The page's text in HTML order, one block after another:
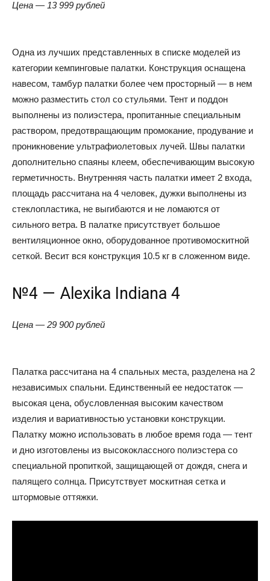
Цена — 13 999 рублей
Одна из лучших представленных в списке моделей из
категории кемпинговые палатки. Конструкция оснащена
навесом, тамбур палатки более чем просторный — в нем
можно разместить стол со стульями. Тент и поддон
выполнены из полиэстера, пропитанные специальным
раствором, предотвращающим промокание, продувание и
проникновение ультрафиолетовых лучей. Швы палатки
дополнительно спаяны клеем, обеспечивающим высокую
герметичность. Внутренняя часть палатки имеет 2 входа,
площадь рассчитана на 4 человек, дужки выполнены из
стеклопластика, не выгибаются и не ломаются от
сильного ветра. В палатке присутствует большое
вентиляционное окно, оборудованное противомоскитной
сеткой. Весит вся конструкция 10.5 кг в сложенном виде.
№4 — Alexika Indiana 4
Цена — 29 900 рублей
Палатка рассчитана на 4 спальных места, разделена на 2
независимых спальни. Единственный ее недостаток —
высокая цена, обусловленная высоким качеством
изделия и вариативностью установки конструкции.
Палатку можно использовать в любое время года — тент
и дно изготовлены из высококлассного полиэстера со
специальной пропиткой, защищающей от дождя, снега и
палящего солнца. Присутствует москитная сетка и
штормовые оттяжки.